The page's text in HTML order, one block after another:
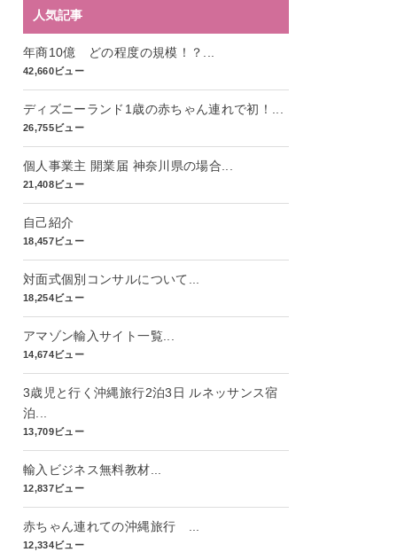
人気記事
年商10億 どの程度の規模！？...
42,660ビュー
ディズニーランド1歳の赤ちゃん連れで初！...
26,755ビュー
個人事業主 開業届 神奈川県の場合...
21,408ビュー
自己紹介
18,457ビュー
対面式個別コンサルについて...
18,254ビュー
アマゾン輸入サイト一覧...
14,674ビュー
3歳児と行く沖縄旅行2泊3日 ルネッサンス宿
泊...
13,709ビュー
輸入ビジネス無料教材...
12,837ビュー
赤ちゃん連れての沖縄旅行 ...
12,334ビュー